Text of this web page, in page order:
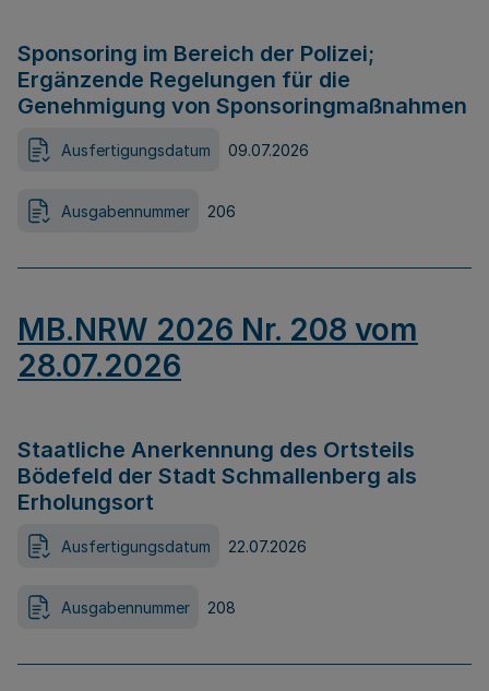
Sponsoring im Bereich der Polizei;
Ergänzende Regelungen für die
Genehmigung von Sponsoringmaßnahmen
Ausfertigungsdatum 09.07.2026
Ausgabennummer 206
MB.NRW 2026 Nr. 208 vom
28.07.2026
Staatliche Anerkennung des Ortsteils
Bödefeld der Stadt Schmallenberg als
Erholungsort
Ausfertigungsdatum 22.07.2026
Ausgabennummer 208